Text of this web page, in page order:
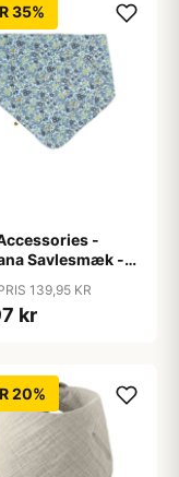
35%
-
Savlesmæk -
Blue
139,95 KR
kr
20%